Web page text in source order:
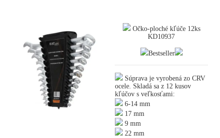
Očko-ploché kľúče 12ks
KD10937
Bestseller
Súprava je vyrobená zo CRV
ocele. Skladá sa z 12 kusov
kľúčov s veľkosťami:
6-14 mm
17 mm
9 mm
22 mm